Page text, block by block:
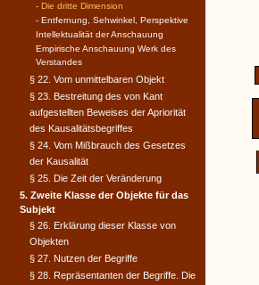
- Die dritte Dimension
- Entfernung, Sehwinkel, Perspektive
Intellektualität der Anschauung
Empirische Anschauung Werk des
Verstandes
§ 22. Vom unmittelbaren Objekt
§ 23. Bestreitung des von Kant
aufgestellten Beweises der Apriorität
des Kausalitätsbegriffes
§ 24. Vom Mißbrauch des Gesetzes
der Kausalität
§ 25. Die Zeit der Veränderung
5. Zweite Klasse der Objekte für das
Subjekt
§ 26. Erklärung dieser Klasse von
Objekten
§ 27. Nutzen der Begriffe
§ 28. Repräsentanten der Begriffe. Die